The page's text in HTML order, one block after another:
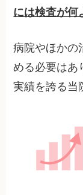
には検査が何
病院やほかの
める必要はあ
実績を誇る当